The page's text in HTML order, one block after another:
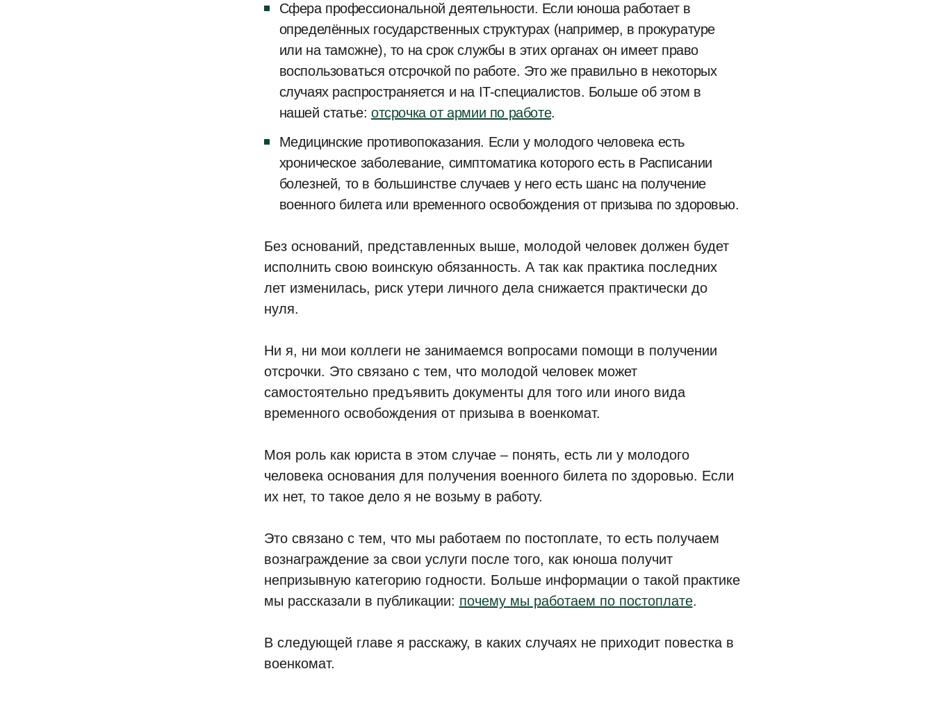
Сфера профессиональной деятельности. Если юноша работает в
определённых государственных структурах (например, в прокуратуре
или на таможне), то на срок службы в этих органах он имеет право
воспользоваться отсрочкой по работе. Это же правильно в некоторых
случаях распространяется и на IT-специалистов. Больше об этом в
нашей статье: отсрочка от армии по работе.
Медицинские противопоказания. Если у молодого человека есть
хроническое заболевание, симптоматика которого есть в Расписании
болезней, то в большинстве случаев у него есть шанс на получение
военного билета или временного освобождения от призыва по здоровью.
Без оснований, представленных выше, молодой человек должен будет
исполнить свою воинскую обязанность. А так как практика последних
лет изменилась, риск утери личного дела снижается практически до
нуля.
Ни я, ни мои коллеги не занимаемся вопросами помощи в получении
отсрочки. Это связано с тем, что молодой человек может
самостоятельно предъявить документы для того или иного вида
временного освобождения от призыва в военкомат.
Моя роль как юриста в этом случае – понять, есть ли у молодого
человека основания для получения военного билета по здоровью. Если
их нет, то такое дело я не возьму в работу.
Это связано с тем, что мы работаем по постоплате, то есть получаем
вознаграждение за свои услуги после того, как юноша получит
непризывную категорию годности. Больше информации о такой практике
мы рассказали в публикации: почему мы работаем по постоплате.
В следующей главе я расскажу, в каких случаях не приходит повестка в
военкомат.